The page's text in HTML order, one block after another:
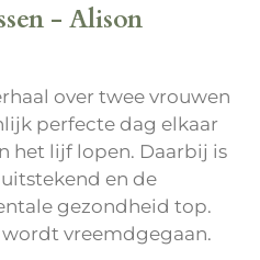
- Alison
over twee vrouwen
perfecte dag elkaar
het lijf lopen. Daarbij is
en de
gezondheid top.
vreemdgegaan.